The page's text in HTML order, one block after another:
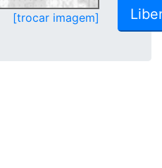
[trocar imagem]